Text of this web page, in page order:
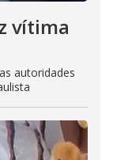
vítima
autoridades